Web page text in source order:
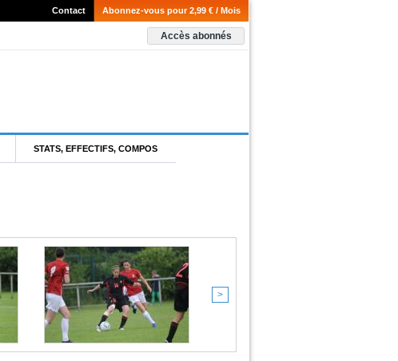
Abonnez-vous pour 2,99 € / Mois
Contact
Accès abonnés
STATS, EFFECTIFS, COMPOS
>